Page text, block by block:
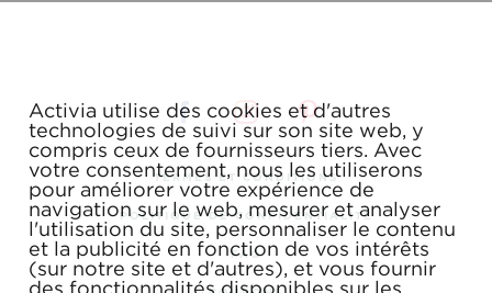
TERMES ET CONDITIONS
POLITIQUE DE CONFIDENTIALITÉ
FAQ
Activia utilise des cookies et d'autres
technologies de suivi sur son site web, y
compris ceux de fournisseurs tiers. Avec
votre consentement, nous les utiliserons
pour améliorer votre expérience de
navigation sur le web, mesurer et analyser
l'utilisation du site, personnaliser le contenu
et la publicité en fonction de vos intérêts
(sur notre site et d'autres), et vous fournir